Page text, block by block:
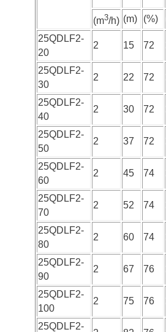
(m3/h) (m) (%)
25QDLF2-
20
2 15 72
25QDLF2-
30
2 22 72
25QDLF2-
40
2 30 72
25QDLF2-
50
2 37 72
25QDLF2-
60
2 45 74
25QDLF2-
70
2 52 74
25QDLF2-
80
2 60 74
25QDLF2-
90
2 67 76
25QDLF2-
100
2 75 76
25QDLF2-